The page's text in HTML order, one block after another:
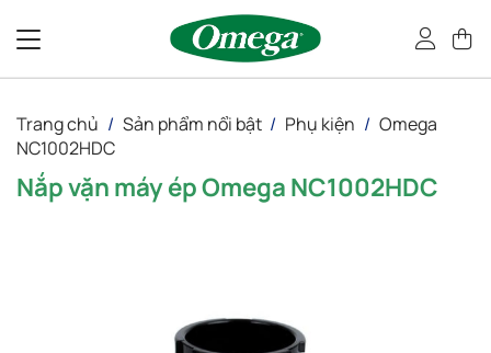
qua
dung
Trang chủ / Sản phẩm nổi bật / Phụ kiện / Omega
NC1002HDC
Nắp vặn máy ép Omega NC1002HDC